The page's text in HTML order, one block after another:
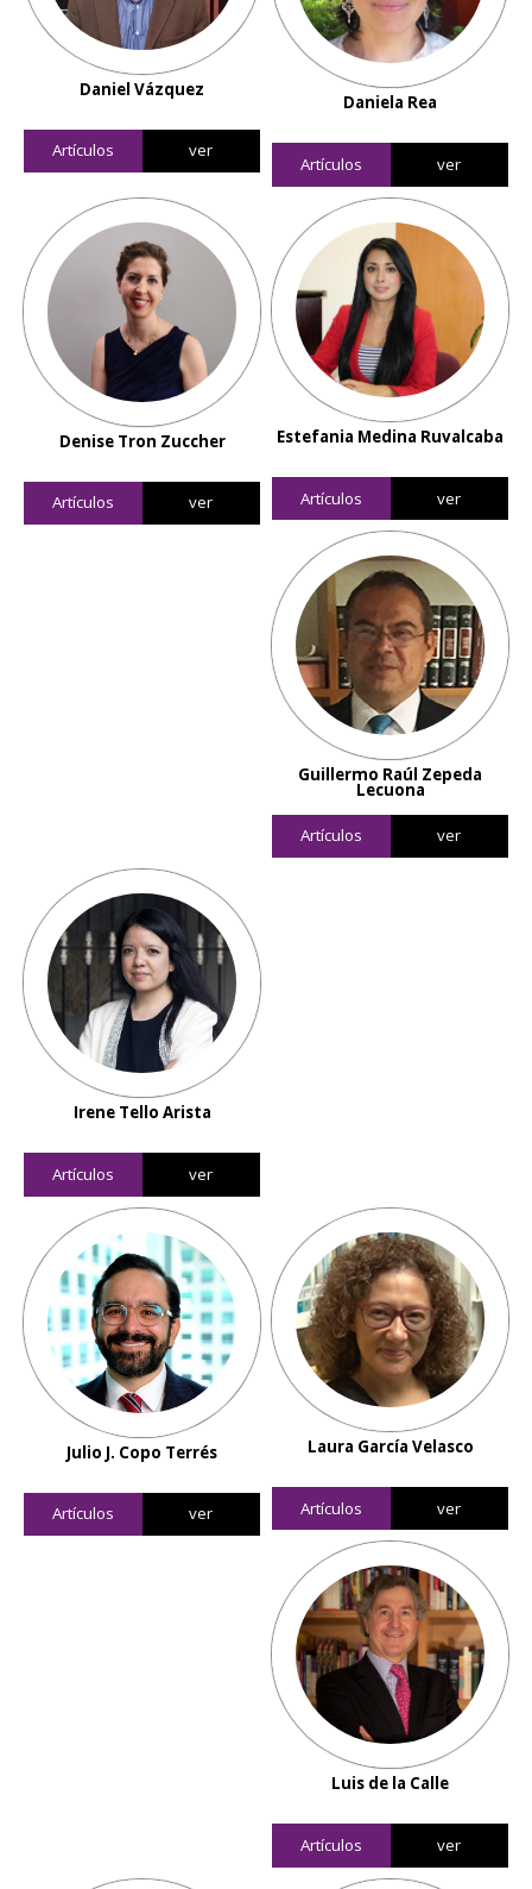
Daniel Vázquez
Artículos ver
Daniela Rea
Artículos ver
Denise Tron Zuccher
Artículos ver
Estefania Medina Ruvalcaba
Artículos ver
Guillermo Raúl Zepeda
Lecuona
Artículos ver
Irene Tello Arista
Artículos ver
Julio J. Copo Terrés
Artículos ver
Laura García Velasco
Artículos ver
Luis de la Calle
Artículos ver